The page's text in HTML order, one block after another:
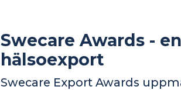
Swecare Awards -
hälsoexport
Swecare Export Awards